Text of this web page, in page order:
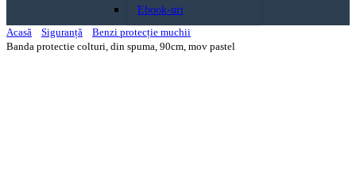
Ebook-uri
Acasă
Siguranță
Benzi protecție muchii
Banda protectie colturi, din spuma, 90cm, mov pastel